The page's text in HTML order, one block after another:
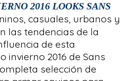
2016 LOOKS SANS
casuales, urbanos y
las tendencias de la
de esta
invierno 2016 de Sans
selección de